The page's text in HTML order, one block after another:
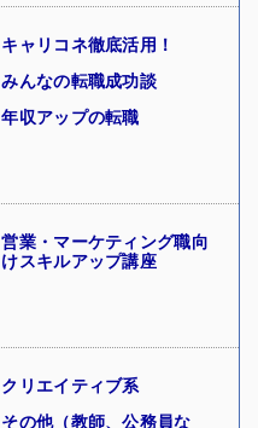
キャリコネ徹底活用！
みんなの転職成功談
年収アップの転職
営業・マーケティング職向
けスキルアップ講座
クリエイティブ系
その他（教師、公務員な